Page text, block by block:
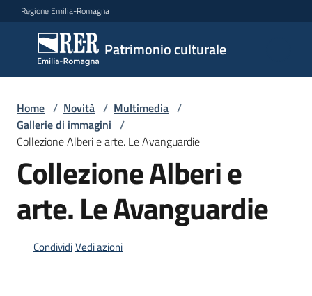
Vai al contenuto
Vai alla navigazione
Vai al footer
Regione Emilia-Romagna
Patrimonio culturale
Patrimonio
culturale
Argomenti
Novità
Home / Novità / Multimedia /
Gallerie di immagini /
Collezione Alberi e arte. Le Avanguardie
Collezione Alberi e
arte. Le Avanguardie
CondividiVedi azioni